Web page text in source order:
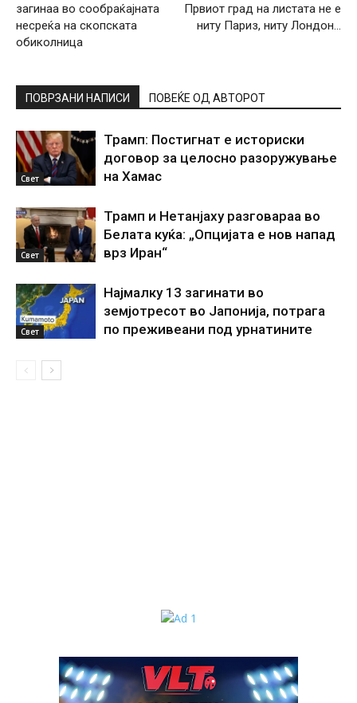
загинаа во сообраќајната
несреќа на скопската
обиколница
Првиот град на листата не е
ниту Париз, ниту Лондон…
ПОВРЗАНИ НАПИСИ ПОВЕЌЕ ОД АВТОРОТ
Свет
Трамп: Постигнат е историски
договор за целосно разоружување
на Хамас
Свет
Трамп и Нетанјаху разговараа во
Белата куќа: „Опцијата е нов напад
врз Иран“
Свет
Најмалку 13 загинати во
земјотресот во Јапонија, потрага
по преживеани под урнатините